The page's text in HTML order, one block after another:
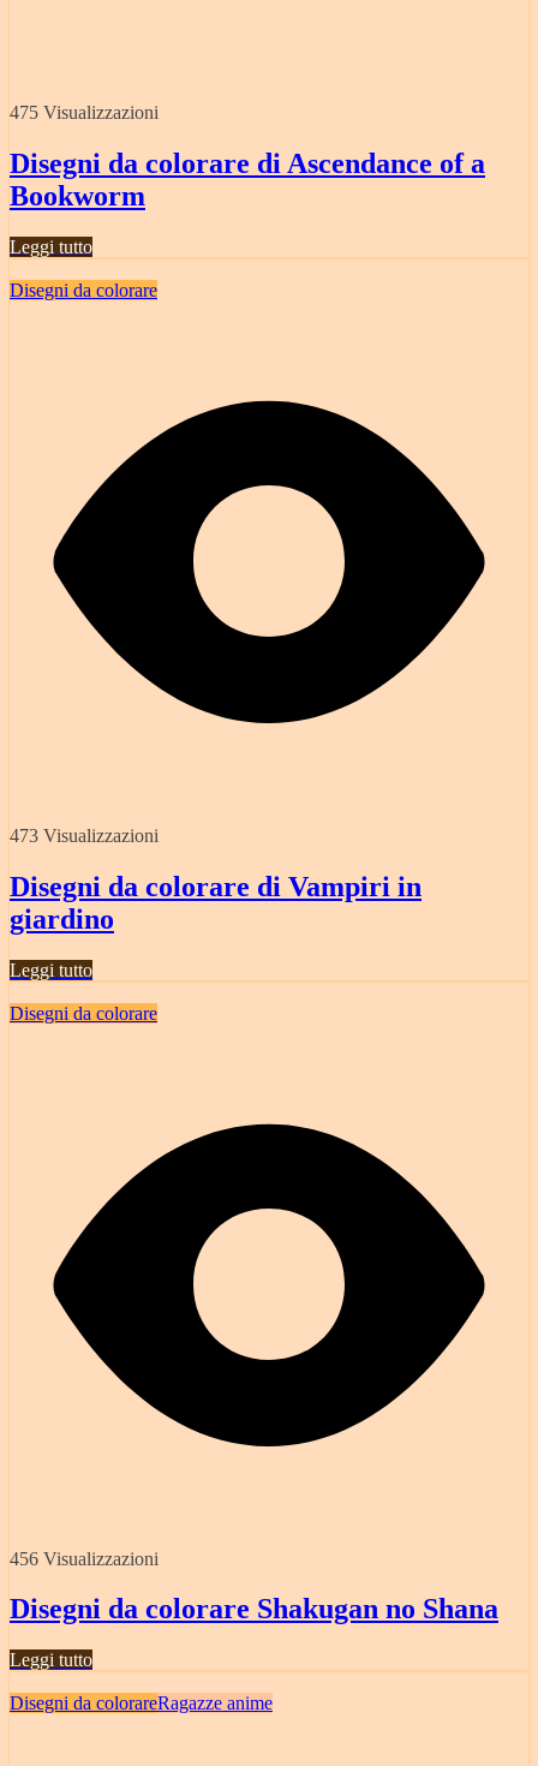
475 Visualizzazioni
Disegni da colorare di Ascendance of a
Bookworm
Leggi tutto
Disegni da colorare
473 Visualizzazioni
Disegni da colorare di Vampiri in
giardino
Leggi tutto
Disegni da colorare
456 Visualizzazioni
Disegni da colorare Shakugan no Shana
Leggi tutto
Disegni da colorareRagazze anime